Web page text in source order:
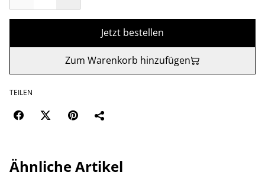
Jetzt bestellen
Zum Warenkorb hinzufügen
TEILEN
Ähnliche Artikel